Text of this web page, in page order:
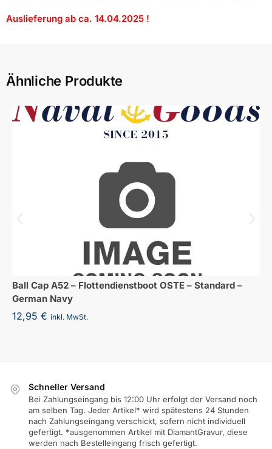
Auslieferung ab ca. 14.04.2025 !
Ähnliche Produkte
Ball Cap A52 – Flottendienstboot OSTE – Standard –
German Navy
12,95 € inkl. MwSt.
Schneller Versand
Bei Zahlungseingang bis 12:00 Uhr erfolgt der Versand noch
am selben Tag. Jeder Artikel* wird spätestens 24 Stunden
nach Zahlungseingang verschickt, sofern nicht individuell
gefertigt. *ausgenommen Artikel mit DiamantGravur, diese
werden nach Bestelleingang frisch gefertigt.